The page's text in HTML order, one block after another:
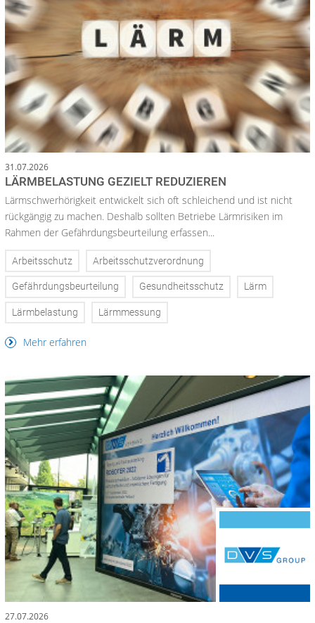
31.07.2026
LÄRMBELASTUNG GEZIELT REDUZIEREN
Lärmschwerhörigkeit entwickelt sich oft schleichend und ist nicht
rückgängig zu machen. Deshalb sollten Betriebe Lärmrisiken im
Rahmen der Gefährdungsbeurteilung erfassen...
Arbeitsschutz Arbeitsschutzverordnung
Gefährdungsbeurteilung Gesundheitsschutz Lärm
Lärmbelastung Lärmmessung
Mehr erfahren
27.07.2026